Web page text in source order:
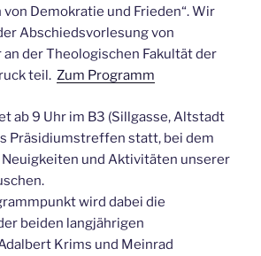
Demokratie und Frieden“. Wir
Abschiedsvorlesung von
der Theologischen Fakultät der
teil. Zum Programm
ab 9 Uhr im B3 (Sillgasse, Altstadt
Präsidiumstreffen statt, bei dem
Neuigkeiten und Aktivitäten unserer
wird dabei die
beiden langjährigen
Krims und Meinrad